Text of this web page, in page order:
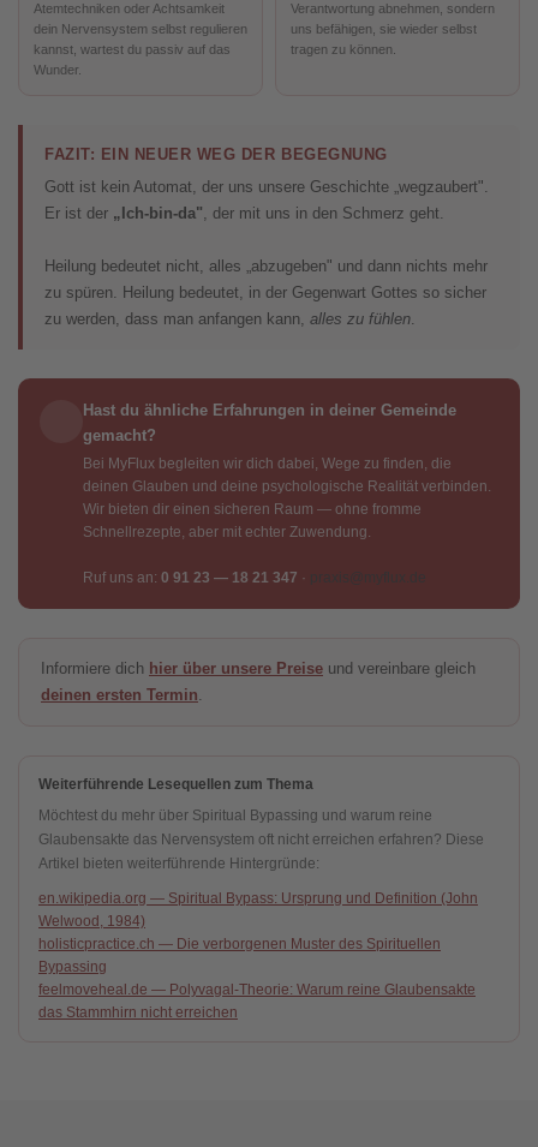
Atemtechniken oder Achtsamkeit
dein Nervensystem selbst regulieren
kannst, wartest du passiv auf das
Wunder.
Verantwortung abnehmen, sondern
uns befähigen, sie wieder selbst
tragen zu können.
FAZIT: EIN NEUER WEG DER BEGEGNUNG
Gott ist kein Automat, der uns unsere Geschichte „wegzaubert".
Er ist der „Ich-bin-da", der mit uns in den Schmerz geht.
Heilung bedeutet nicht, alles „abzugeben" und dann nichts mehr
zu spüren. Heilung bedeutet, in der Gegenwart Gottes so sicher
zu werden, dass man anfangen kann, alles zu fühlen.
Hast du ähnliche Erfahrungen in deiner Gemeinde
gemacht?
Bei MyFlux begleiten wir dich dabei, Wege zu finden, die
deinen Glauben und deine psychologische Realität verbinden.
Wir bieten dir einen sicheren Raum — ohne fromme
Schnellrezepte, aber mit echter Zuwendung.
Ruf uns an: 0 91 23 — 18 21 347 · praxis@myflux.de
Informiere dich hier über unsere Preise und vereinbare gleich
deinen ersten Termin.
Weiterführende Lesequellen zum Thema
Möchtest du mehr über Spiritual Bypassing und warum reine
Glaubensakte das Nervensystem oft nicht erreichen erfahren? Diese
Artikel bieten weiterführende Hintergründe:
en.wikipedia.org — Spiritual Bypass: Ursprung und Definition (John
Welwood, 1984)
holisticpractice.ch — Die verborgenen Muster des Spirituellen
Bypassing
feelmoveheal.de — Polyvagal-Theorie: Warum reine Glaubensakte
das Stammhirn nicht erreichen